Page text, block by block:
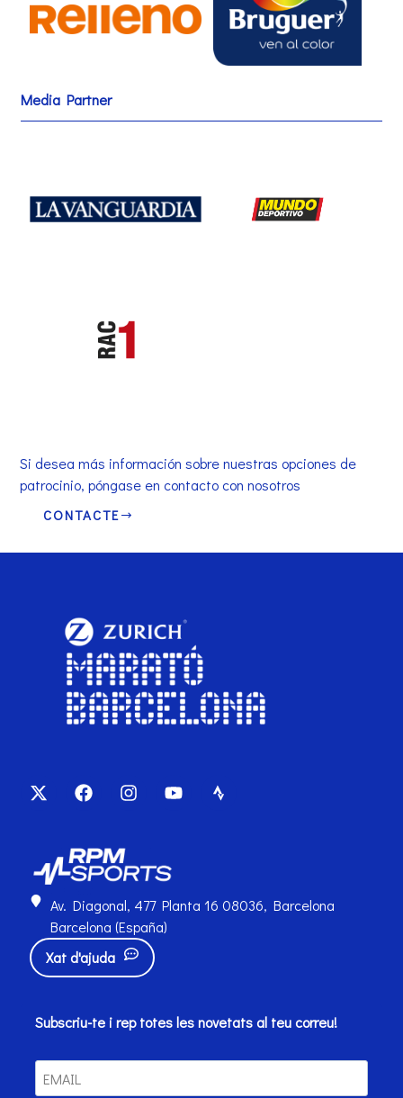
Media Partner
Si desea más información sobre nuestras opciones de
patrocinio, póngase en contacto con nosotros
CONTACTE
Subscriu-te i rep totes les novetats al teu correu!
Av. Diagonal, 477 Planta 16 08036, Barcelona
Barcelona (España)
Xat d'ajuda